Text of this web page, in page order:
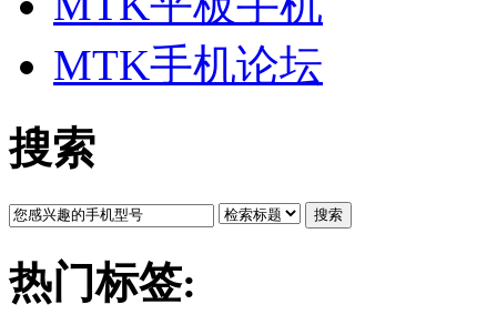
MTK手机论坛
搜索
搜索
热门标签: